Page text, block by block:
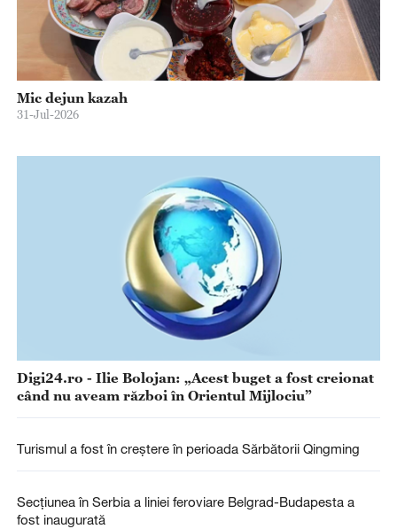
Mic dejun kazah
31-Jul-2026
Digi24.ro - Ilie Bolojan: „Acest buget a fost creionat
când nu aveam război în Orientul Mijlociu”
Turismul a fost în creștere în perioada Sărbătorii Qingming
Secțiunea în Serbia a liniei feroviare Belgrad-Budapesta a
fost inaugurată